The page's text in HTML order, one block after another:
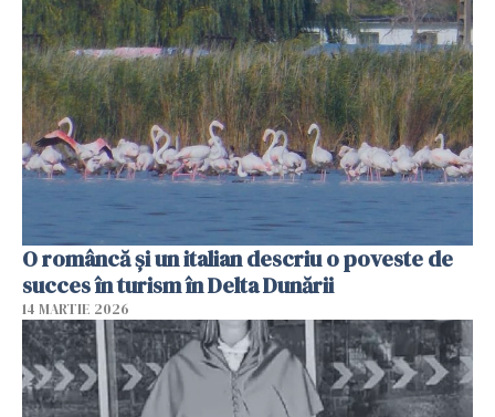
O româncă și un italian descriu o poveste de
succes în turism în Delta Dunării
14 MARTIE 2026